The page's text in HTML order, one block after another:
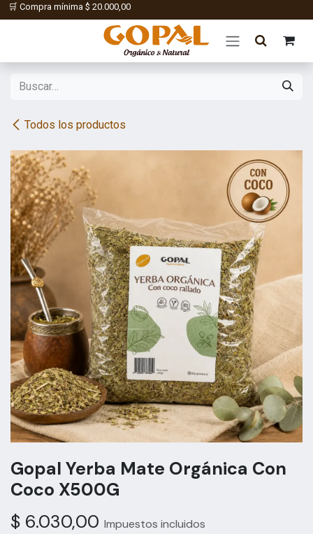
Ir al contenido
🛒 Compra mínima $ 20.000,00
Todos los productos
Gopal Yerba Mate Orgánica Con
Coco X500G
$ 6.030,00 Impuestos incluidos